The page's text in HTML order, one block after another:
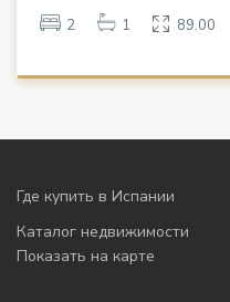
2 1 89.00
Где купить в Испании
Каталог недвижимости
Показать на карте